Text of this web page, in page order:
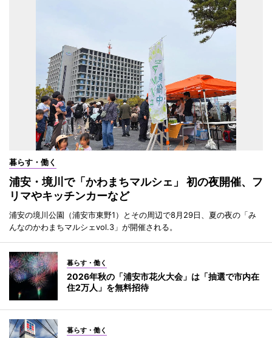
暮らす・働く
浦安・境川で「かわまちマルシェ」 初の夜開催、フ
リマやキッチンカーなど
浦安の境川公園（浦安市東野1）とその周辺で8月29日、夏の夜の「み
んなのかわまちマルシェvol.3」が開催される。
暮らす・働く
2026年秋の「浦安市花火大会」は「抽選で市内在
住2万人」を無料招待
暮らす・働く